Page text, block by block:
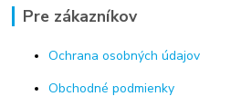
Pre zákazníkov
Ochrana osobných údajov
Obchodné podmienky